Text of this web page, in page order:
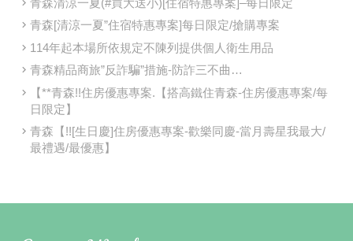
青森[清涼一夏”住宿特惠專案]每日限定/搶購專案
114年起本場所依規定不陳列提供個人衛生用品
青森精品商旅”反詐騙”措施-防詐三不曲…
【**青森!!住房優惠專案.【搭高鐵住青森-住房優惠專案/每
日限定】
青森【!![生日慶]住房優惠專案-歡樂同慶-當月壽星我最大/
最禮遇/最優惠】